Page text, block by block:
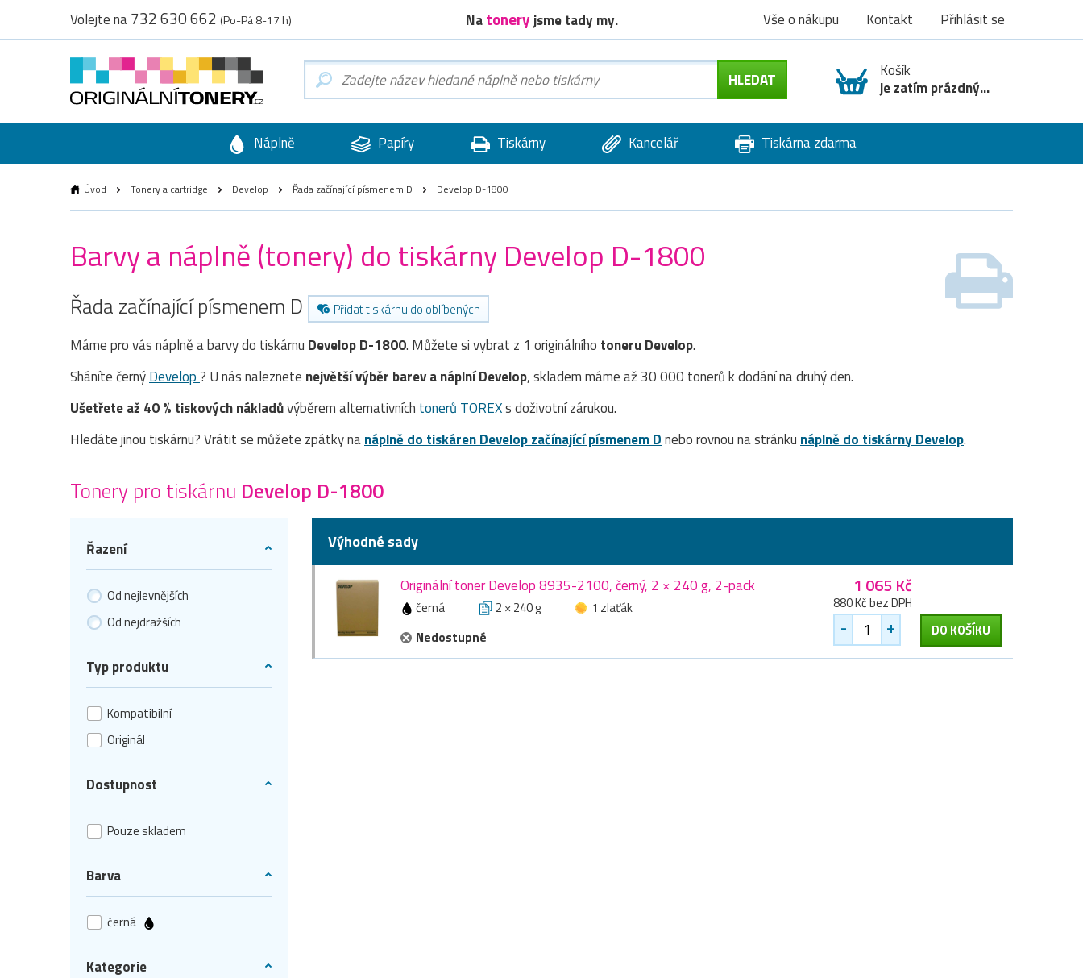
Volejte na732 630 662 (Po-Pá 8-17 h) Natoneryjsme tady my. Vše o nákupu Kontakt Přihlásit se
Košík
je zatím prázdný...
Náplně Papíry Tiskárny Kancelář Tiskárna zdarma
Úvod Tonery a cartridge Develop Řada začínající písmenem D Develop D-1800
Barvy a náplně (tonery) do tiskárny Develop D-1800
Řada začínající písmenem D Přidat tiskárnu do oblíbených
Máme pro vás náplně a barvy do tiskárnu Develop D-1800. Můžete si vybrat z 1 originálního toneruDevelop.
Sháníte černýDevelop ? U nás naleznete největší výběr barev a náplní Develop, skladem máme až 30 000 tonerů k dodání na druhý den.
Ušetřete až 40 % tiskových nákladůvýběrem alternativních tonerů TOREXs doživotní zárukou.
Hledáte jinou tiskárnu? Vrátit se můžete zpátky nanáplně do tiskáren Develop začínající písmenem Dnebo rovnou na stránku náplně do tiskárny Develop.
Tonery pro tiskárnu Develop D-1800
Řazení
Od nejlevnějších
Od nejdražších
Typ produktu
Kompatibilní
Originál
Dostupnost
Pouze skladem
Barva
černá
Kategorie
Výhodné sady
Originální toner Develop 8935-2100, černý, 2 × 240 g, 2-pack
černá 2 × 240 g
1 zlaťák
Nedostupné
1 065 Kč
880 Kč bez DPH
- + DO KOŠÍKU